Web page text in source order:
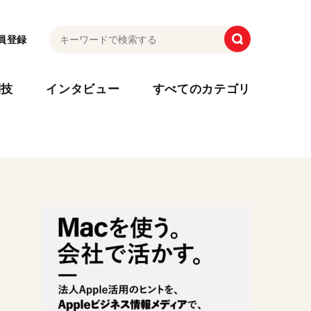
登録
インタビュー すべてのカテゴリ